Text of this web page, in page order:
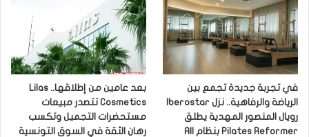
في تجربة جديدة تجمع بين
رويال المنصور المهدية يطلق
Pilates Reformer بنظام All
بعد عامين من إطلاقها.. Lilas
Cosmetics تتصدر مبيعات
مستحضرات التجميل وتكسب
رهان الثقة في السوق التونسية